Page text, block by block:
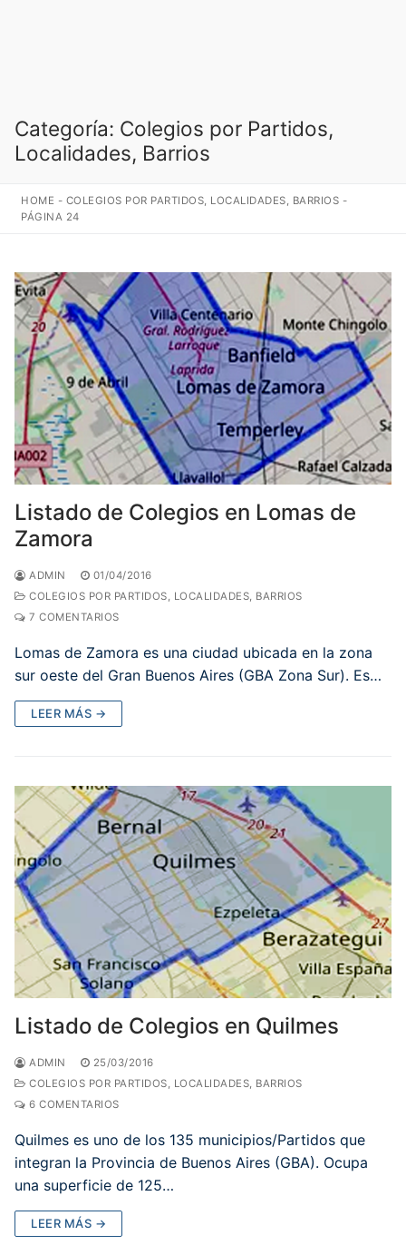
Categoría: Colegios por Partidos,
Localidades, Barrios
HOME - COLEGIOS POR PARTIDOS, LOCALIDADES, BARRIOS -
PÁGINA 24
Listado de Colegios en Lomas de
Zamora
ADMIN
01/04/2016
COLEGIOS POR PARTIDOS, LOCALIDADES, BARRIOS
7 COMENTARIOS
Lomas de Zamora es una ciudad ubicada en la zona
sur oeste del Gran Buenos Aires (GBA Zona Sur). Es…
LEER MÁS →
Listado de Colegios en Quilmes
ADMIN
25/03/2016
COLEGIOS POR PARTIDOS, LOCALIDADES, BARRIOS
6 COMENTARIOS
Quilmes es uno de los 135 municipios/Partidos que
integran la Provincia de Buenos Aires (GBA). Ocupa
una superficie de 125…
LEER MÁS →